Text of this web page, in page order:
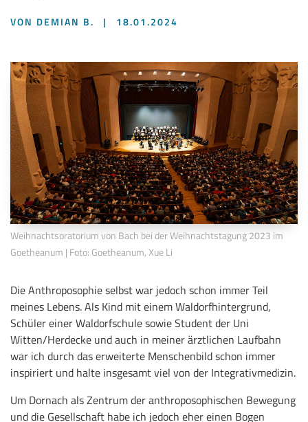
VON DEMIAN B. | 18.01.2024
Weihnachtsoratorium von Bach bei der Weihnachtstagung 2023 im
Goetheanum | Foto: Goetheanum, Xue Li
Die Anthroposophie selbst war jedoch schon immer Teil
meines Lebens. Als Kind mit einem Waldorfhintergrund,
Schüler einer Waldorfschule sowie Student der Uni
Witten/Herdecke und auch in meiner ärztlichen Laufbahn
war ich durch das erweiterte Menschenbild schon immer
inspiriert und halte insgesamt viel von der Integrativmedizin.
Um Dornach als Zentrum der anthroposophischen Bewegung
und die Gesellschaft habe ich jedoch eher einen Bogen